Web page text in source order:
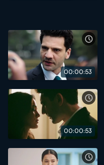
00:00:53
00:00:53